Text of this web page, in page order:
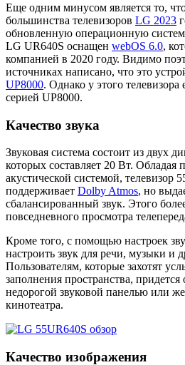
Еще одним минусом является то,
большинства телевизоров LG 2023
обновленную операционную
LG UR640S оснащен webOS 6.0,
компанией в 2020 году. Видимо
источниках написано, что это
UP8000. Однако у этого телевизора
серией UP8000.
Качество звука
Звуковая система состоит из двух
которых составляет 20 Вт. Обладая
акустической системой, телевизор
поддерживает Dolby Atmos, но
сбалансированный звук. Этого
повседневного просмотра
Кроме того, с помощью настроек
настроить звук для речи, музыки и
Пользователям, которые захотят
заполнения пространства, придется
недорогой звуковой панелью или
кинотеатра.
Качество изображения